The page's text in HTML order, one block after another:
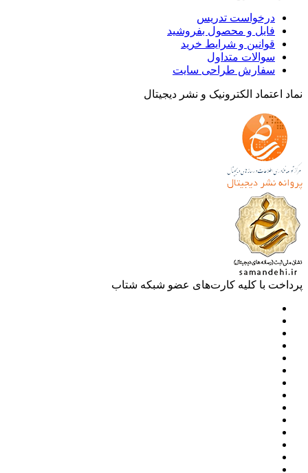
درخواست تدریس
فایل و محصول بفروشید
قوانین و شرایط خرید
سوالات متداول
سفارش طراحی سایت
اعتماد الکترونیک و نشر دیجیتال
با کلیه کارت‌های عضو شبکه شتاب